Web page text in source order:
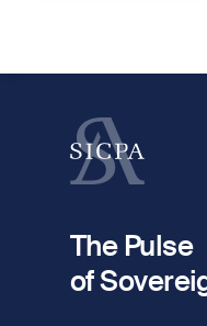
Apelido
fieldset
The Pulse
of